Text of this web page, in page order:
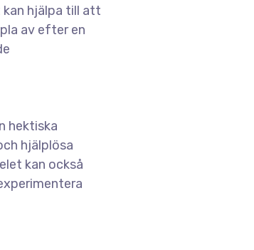
hjälpa till att
av efter en
hektiska
hjälplösa
kan också